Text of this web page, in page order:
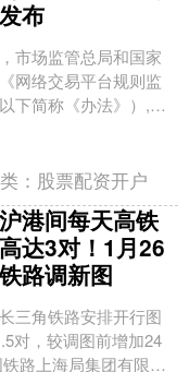
布
市场监管总局和国家
网络交易平台规则监
下简称《办法》）,旨
台规则（以下简称平
改和执....
： 股票配资开户
港间每天高铁
达3对！1月26
路调新图
三角铁路安排开行图
对，较调图前增加24
路上海局集团有限公